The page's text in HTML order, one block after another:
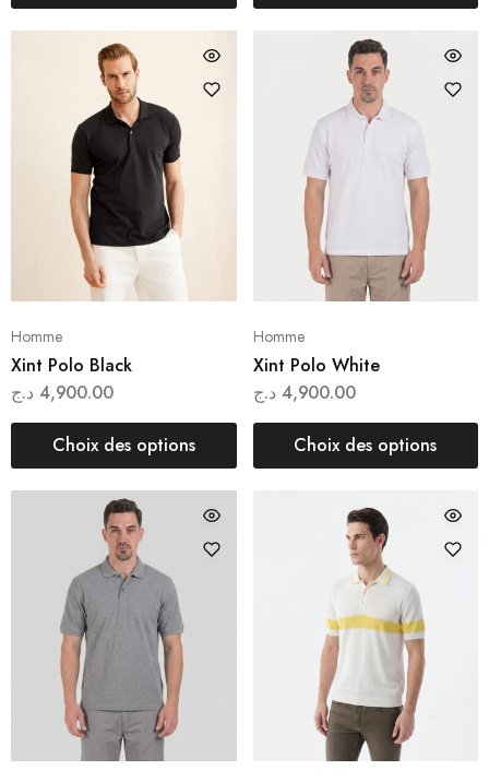
Homme
Xint Polo Black
4,900.00 د.ج
Choix des options
Homme
Xint Polo White
4,900.00 د.ج
Choix des options